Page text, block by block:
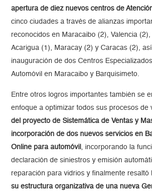
apertura de diez nuevos centros de
cinco ciudades a través de alianzas
reconocidos en Maracaibo (2), Valencia
Acarigua (1), Maracay (2) y Caracas (2),
inauguración de dos Centros
Automóvil en Maracaibo y Barquisimeto.
Entre otros logros importantes también se
enfoque a optimizar todos sus procesos de
del proyecto de Sistemática de Ventas y
incorporación de dos nuevos servicios en
Online para automóvil , incorporando la
declaración de siniestros y emisión
reparación para vidrios y finalmente resaltó
su estructura organizativa de una nueva